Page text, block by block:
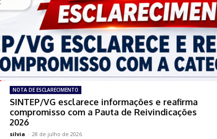
NOTA DE ESCLARECIMENTO
SINTEP/VG esclarece informações e reafirma
compromisso com a Pauta de Reivindicações
2026
silvia - 28 de julho de 2026